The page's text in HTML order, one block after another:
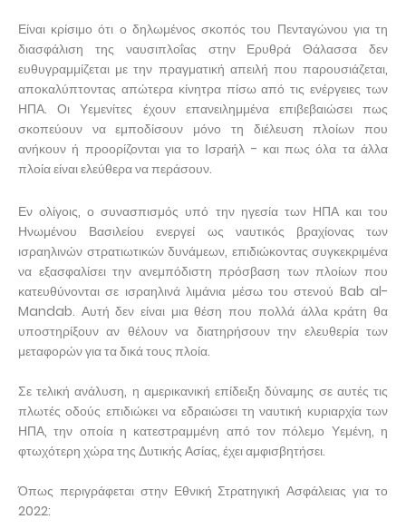
Είναι κρίσιμο ότι ο δηλωμένος σκοπός του Πενταγώνου για τη
διασφάλιση της ναυσιπλοΐας στην Ερυθρά Θάλασσα δεν
ευθυγραμμίζεται με την πραγματική απειλή που παρουσιάζεται,
αποκαλύπτοντας απώτερα κίνητρα πίσω από τις ενέργειες των
ΗΠΑ. Οι Υεμενίτες έχουν επανειλημμένα επιβεβαιώσει πως
σκοπεύουν να εμποδίσουν μόνο τη διέλευση πλοίων που
ανήκουν ή προορίζονται για το Ισραήλ - και πως όλα τα άλλα
πλοία είναι ελεύθερα να περάσουν.
Εν ολίγοις, ο συνασπισμός υπό την ηγεσία των ΗΠΑ και του
Ηνωμένου Βασιλείου ενεργεί ως ναυτικός βραχίονας των
ισραηλινών στρατιωτικών δυνάμεων, επιδιώκοντας συγκεκριμένα
να εξασφαλίσει την ανεμπόδιστη πρόσβαση των πλοίων που
κατευθύνονται σε ισραηλινά λιμάνια μέσω του στενού Bab al-
Mandab. Αυτή δεν είναι μια θέση που πολλά άλλα κράτη θα
υποστηρίξουν αν θέλουν να διατηρήσουν την ελευθερία των
μεταφορών για τα δικά τους πλοία.
Σε τελική ανάλυση, η αμερικανική επίδειξη δύναμης σε αυτές τις
πλωτές οδούς επιδιώκει να εδραιώσει τη ναυτική κυριαρχία των
ΗΠΑ, την οποία η κατεστραμμένη από τον πόλεμο Υεμένη, η
φτωχότερη χώρα της Δυτικής Ασίας, έχει αμφισβητήσει.
Όπως περιγράφεται στην Εθνική Στρατηγική Ασφάλειας για το
2022: